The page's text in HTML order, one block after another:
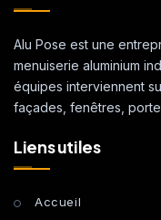
Alu Pose est une
menuiserie aluminium
équipes interviennent
façades, fenêtres,
Liens utiles
Accueil